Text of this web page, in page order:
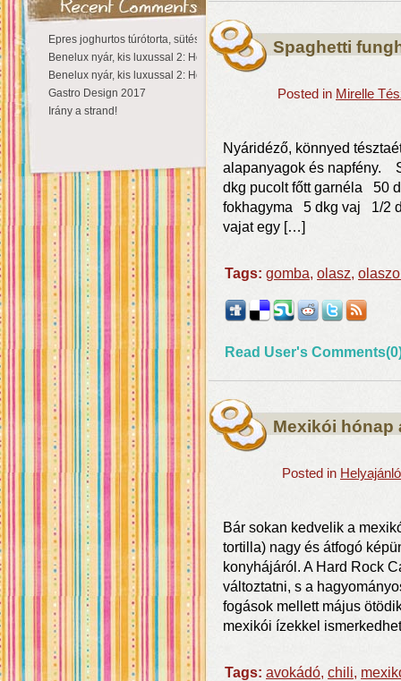
Epres joghurtos túrótorta, sütés nélkül
Benelux nyár, kis luxussal 2: Hollandia
Benelux nyár, kis luxussal 2: Hollandia
Gastro Design 2017
Irány a strand!
Spaghetti
Posted in Mirelle
Nyáridéző, könnyed
alapanyagok és napfény.
dkg pucolt főtt garnéla 50
fokhagyma 5 dkg vaj 1/2
vajat egy […]
Tags: gomba, olasz,
Read User's
Mexikói hónap
Posted in
Bár sokan kedvelik a
tortilla) nagy és átfogó
konyhájáról. A Hard Rock
változtatni, s a
fogások mellett május
mexikói ízekkel
Tags: avokádó, chili,